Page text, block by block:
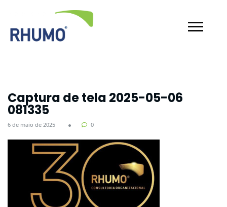
Captura de tela 2025-05-06
081335
6 de maio de 2025 0